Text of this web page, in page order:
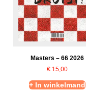
Masters – 66 2026
€15,00
+ In winkelmand